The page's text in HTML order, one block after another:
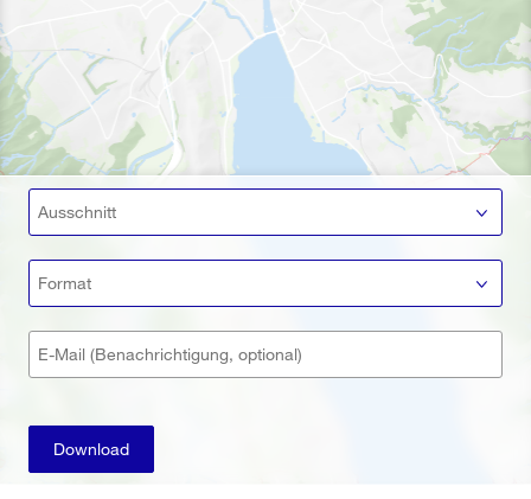
Ausschnitt
Format
E-Mail (Benachrichtigung, optional)
Download